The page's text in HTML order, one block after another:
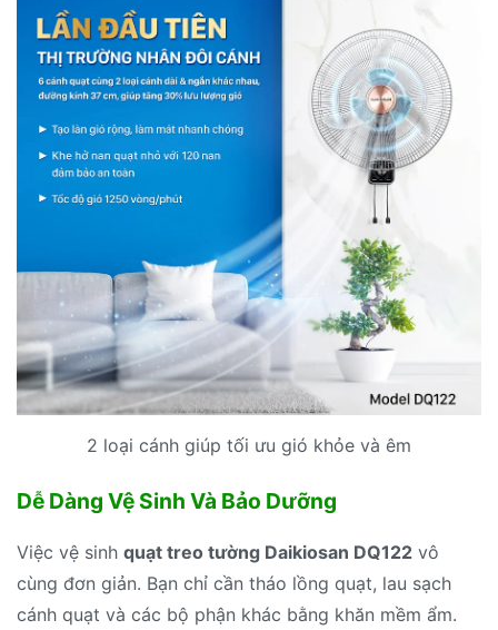
2 loại cánh giúp tối ưu gió khỏe và êm
Dễ Dàng Vệ Sinh Và Bảo Dưỡng
Việc vệ sinh quạt treo tường Daikiosan DQ122 vô
cùng đơn giản. Bạn chỉ cần tháo lồng quạt, lau sạch
cánh quạt và các bộ phận khác bằng khăn mềm ẩm.